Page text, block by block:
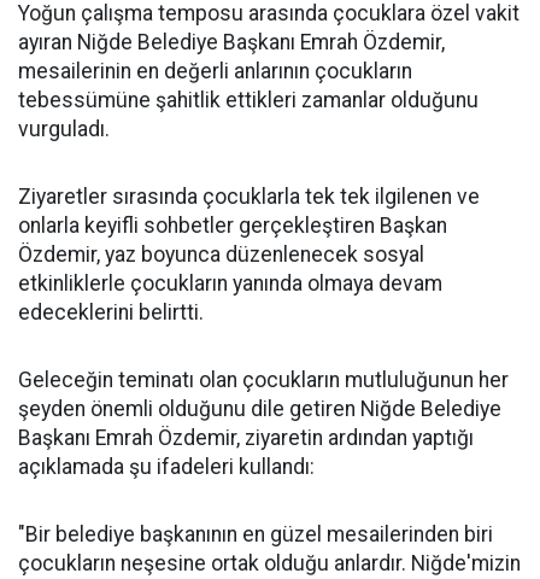
Yoğun çalışma temposu arasında çocuklara özel vakit
ayıran Niğde Belediye Başkanı Emrah Özdemir,
mesailerinin en değerli anlarının çocukların
tebessümüne şahitlik ettikleri zamanlar olduğunu
vurguladı.
Ziyaretler sırasında çocuklarla tek tek ilgilenen ve
onlarla keyifli sohbetler gerçekleştiren Başkan
Özdemir, yaz boyunca düzenlenecek sosyal
etkinliklerle çocukların yanında olmaya devam
edeceklerini belirtti.
Geleceğin teminatı olan çocukların mutluluğunun her
şeyden önemli olduğunu dile getiren Niğde Belediye
Başkanı Emrah Özdemir, ziyaretin ardından yaptığı
açıklamada şu ifadeleri kullandı:
"Bir belediye başkanının en güzel mesailerinden biri
çocukların neşesine ortak olduğu anlardır. Niğde'mizin